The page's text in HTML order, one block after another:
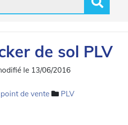
de sol PLV
le 13/06/2016
de vente PLV